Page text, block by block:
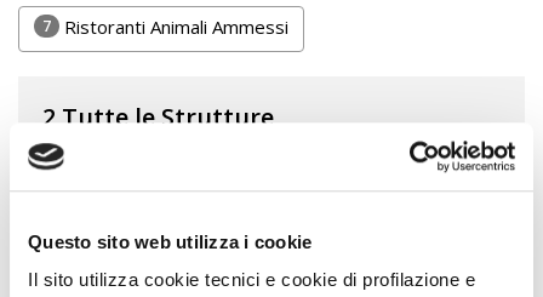
Questo sito web utilizza i cookie
Il sito utilizza cookie tecnici e cookie di profilazione e
7 Ristoranti Animali Ammessi
2 Tutte le Strutture
Puoi affinare i risultati usando i filtri